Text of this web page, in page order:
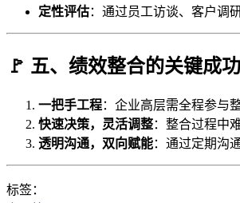
定性评估：通过员工访谈、客户调
🚩 五、绩效整合的关键成
一把手工程：企业高层需全程参与
快速决策，灵活调整：整合过程中
透明沟通，双向赋能：通过定期沟
标签：